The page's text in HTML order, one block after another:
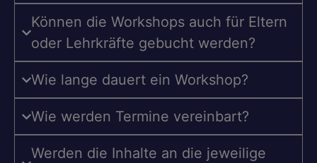
Können die Workshops auch für Eltern
oder Lehrkräfte gebucht werden?
Wie lange dauert ein Workshop?
Wie werden Termine vereinbart?
Werden die Inhalte an die jeweilige